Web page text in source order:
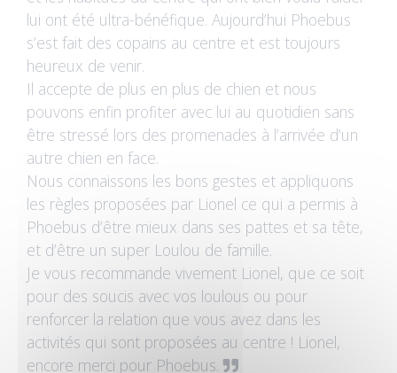
lui ont été ultra-bénéfique. Aujourd’hui Phoebus
s’est fait des copains au centre et est toujours
heureux de venir.
Il accepte de plus en plus de chien et nous
pouvons enfin profiter avec lui au quotidien sans
être stressé lors des promenades à l’arrivée d’un
autre chien en face.
Nous connaissons les bons gestes et appliquons
les règles proposées par Lionel ce qui a permis à
Phoebus d’être mieux dans ses pattes et sa tête,
et d’être un super Loulou de famille.
Je vous recommande vivement Lionel, que ce soit
pour des soucis avec vos loulous ou pour
renforcer la relation que vous avez dans les
activités qui sont proposées au centre ! Lionel,
encore merci pour Phoebus.